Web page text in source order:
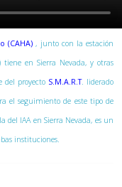
(CAHA) , junto con la estación
tiene en Sierra Nevada, y otras
del proyecto S.M.A.R.T. liderado
el seguimiento de este tipo de
del IAA en Sierra Nevada, es un
instituciones.